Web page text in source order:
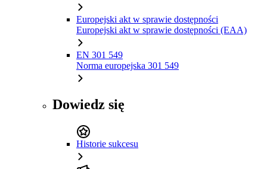
Europejski akt w sprawie dostępności
Europejski akt w sprawie dostępności (EAA)
EN 301 549
Norma europejska 301 549
Dowiedz się
Historie sukcesu